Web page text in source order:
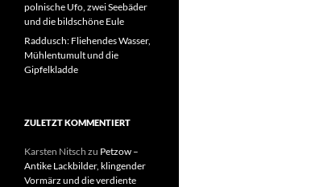
polnische Ufo, zwei Seebäder
und die bildschöne Eule
Raddusch: Fliehendes Wasser,
Mühlentumult und die
Gipfelkladde
ZULETZT KOMMENTIERT
Karsten Nitsch zu Petzow –
Antike Lackbilder, klingender
Vormärz und die verdiente